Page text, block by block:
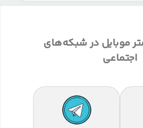
موبایل در شبکه‌های
اجتماعی